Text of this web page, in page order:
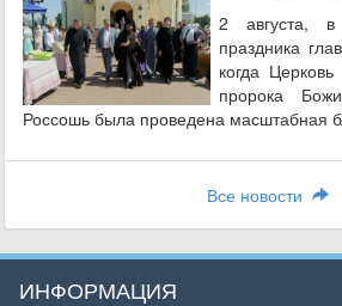
2 августа, в
праздника
когда
пророка
Россошь была проведена масштабная
Все новости
ИНФОРМАЦИЯ